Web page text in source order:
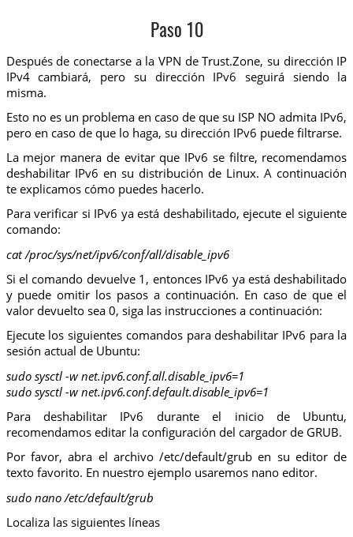
Paso 10
Después de conectarse a la VPN de Trust.Zone, su dirección IP
IPv4 cambiará, pero su dirección IPv6 seguirá siendo la
misma.
Esto no es un problema en caso de que su ISP NO admita IPv6,
pero en caso de que lo haga, su dirección IPv6 puede filtrarse.
La mejor manera de evitar que IPv6 se filtre, recomendamos
deshabilitar IPv6 en su distribución de Linux. A continuación
te explicamos cómo puedes hacerlo.
Para verificar si IPv6 ya está deshabilitado, ejecute el siguiente
comando:
cat /proc/sys/net/ipv6/conf/all/disable_ipv6
Si el comando devuelve 1, entonces IPv6 ya está deshabilitado
y puede omitir los pasos a continuación. En caso de que el
valor devuelto sea 0, siga las instrucciones a continuación:
Ejecute los siguientes comandos para deshabilitar IPv6 para la
sesión actual de Ubuntu:
sudo sysctl -w net.ipv6.conf.all.disable_ipv6=1
sudo sysctl -w net.ipv6.conf.default.disable_ipv6=1
Para deshabilitar IPv6 durante el inicio de Ubuntu,
recomendamos editar la configuración del cargador de GRUB.
Por favor, abra el archivo /etc/default/grub en su editor de
texto favorito. En nuestro ejemplo usaremos nano editor.
sudo nano /etc/default/grub
Localiza las siguientes líneas